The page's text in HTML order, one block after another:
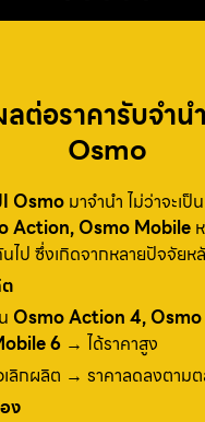
ต่อราคารับจำน
Osmo
Osmo มาจำนำ ไม่ว่าจะเป็น
Action, Osmo Mobile
ไป ซึ่งเกิดจากหลายปัจจัย
Osmo Action 4,
6 → ได้ราคาสูง
เลิกผลิต → ราคาลดลงตาม
ง